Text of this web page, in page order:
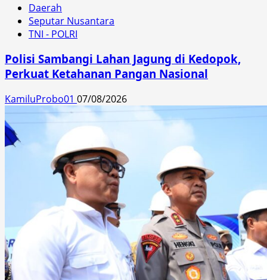
Daerah
Seputar Nusantara
TNI - POLRI
Polisi Sambangi Lahan Jagung di Kedopok,
Perkuat Ketahanan Pangan Nasional
KamiluProbo01 07/08/2026